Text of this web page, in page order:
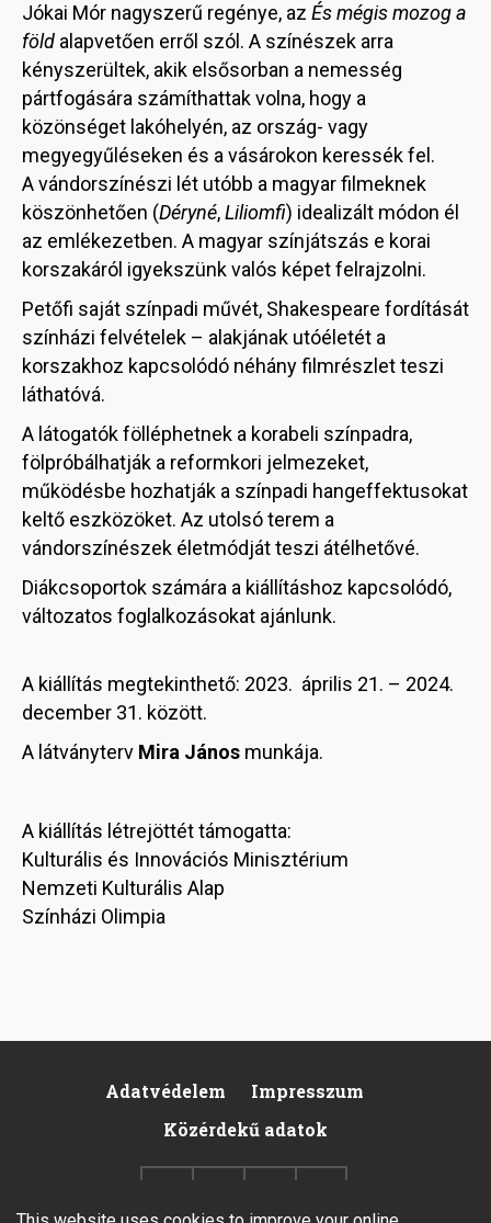
Jókai Mór nagyszerű regénye, az És mégis mozog a
föld alapvetően erről szól. A színészek arra
kényszerültek, akik elsősorban a nemesség
pártfogására számíthattak volna, hogy a
közönséget lakóhelyén, az ország- vagy
megyegyűléseken és a vásárokon keressék fel.
A vándorszínészi lét utóbb a magyar filmeknek
köszönhetően (Déryné,Liliomfi) idealizált módon él
az emlékezetben. A magyar színjátszás e korai
korszakáról igyekszünk valós képet felrajzolni.
Petőfi saját színpadi művét, Shakespeare fordítását
színházi felvételek – alakjának utóéletét a
korszakhoz kapcsolódó néhány filmrészlet teszi
láthatóvá.
A látogatók fölléphetnek a korabeli színpadra,
fölpróbálhatják a reformkori jelmezeket,
működésbe hozhatják a színpadi hangeffektusokat
keltő eszközöket. Az utolsó terem a
vándorszínészek életmódját teszi átélhetővé.
Diákcsoportok számára a kiállításhoz kapcsolódó,
változatos foglalkozásokat ajánlunk.
A kiállítás megtekinthető: 2023. április 21. – 2024.
december 31. között.
A látványterv Mira János munkája.
A kiállítás létrejöttét támogatta:
Kulturális és Innovációs Minisztérium
Nemzeti Kulturális Alap
Színházi Olimpia
Footer
Adatvédelem
Impresszum
Közérdekű adatok